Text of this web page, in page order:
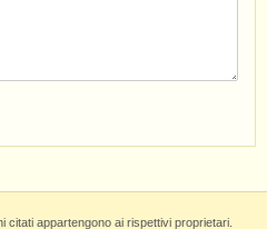
appartengono ai rispettivi proprietari.